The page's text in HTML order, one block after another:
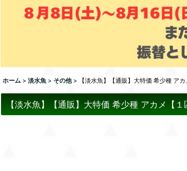
ホーム > 淡水魚 > その他 > 【淡水魚】【通販】大特価 希少種 ア
【淡水魚】【通販】大特価 希少種 アカメ【